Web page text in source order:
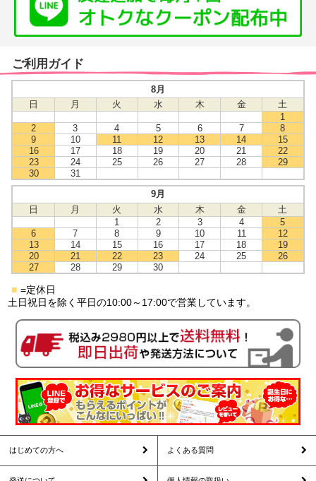
ご利用ガイド
8月
日
月 火 水 木 金
土
1
2
3 4 5 6 7
8
9
10 11 12 13 14
15
16
17 18 19 20 21
22
23
24 25 26 27 28
29
30
31
9月
日
月 火 水 木 金
土
1
2 3 4
5
6
7 8 9 10 11
12
13
14 15 16 17 18
19
20
21 22 23 24 25
26
27
28 29 30
■ =定休日
土日祝日を除く平日の10:00～17:00で営業しています。
はじめての方へ よくある質問